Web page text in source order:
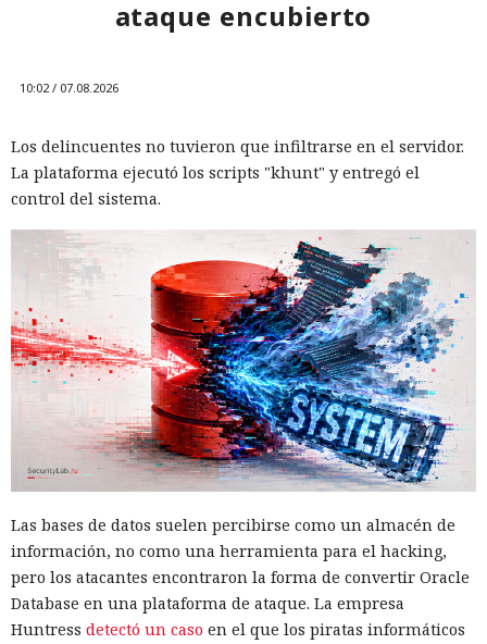
ataque encubierto
10:02 / 07.08.2026
Los delincuentes no tuvieron que infiltrarse en el servidor.
La plataforma ejecutó los scripts "khunt" y entregó el
control del sistema.
Las bases de datos suelen percibirse como un almacén de
información, no como una herramienta para el hacking,
pero los atacantes encontraron la forma de convertir Oracle
Database en una plataforma de ataque. La empresa
Huntress detectó un caso en el que los piratas informáticos